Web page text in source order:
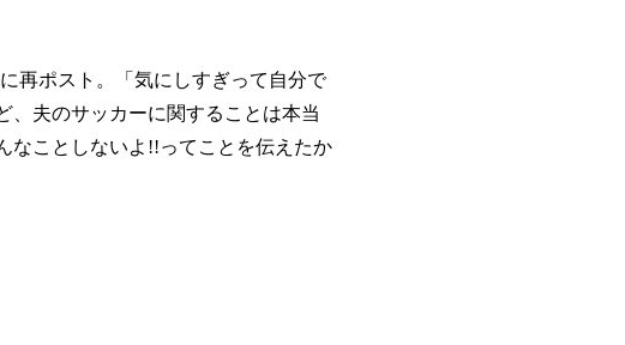
再ポスト。「気にしすぎって自分で
、夫のサッカーに関することは本当
なことしないよ!!ってことを伝えたか